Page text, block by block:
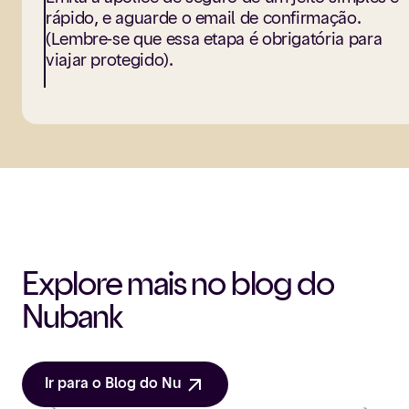
rápido, e aguarde o email de confirmação.
(Lembre-se que essa etapa é obrigatória para
viajar protegido).
Explore mais no blog do
Nubank
Ir para o Blog do Nu